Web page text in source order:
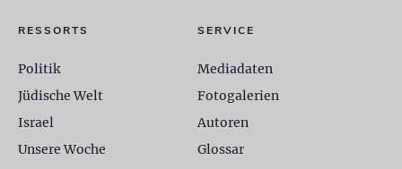
RESSORTS
Politik
Jüdische Welt
Israel
Unsere Woche
SERVICE
Mediadaten
Fotogalerien
Autoren
Glossar